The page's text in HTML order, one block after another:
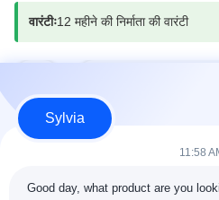
वारंटीः12 महीने की निर्माता की वारंटी
त्वरित संपर्क करें
Sylvia
11:58
Good day, what product are you